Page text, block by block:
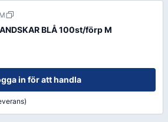
BLÅ 100st/förp M
in för att handla